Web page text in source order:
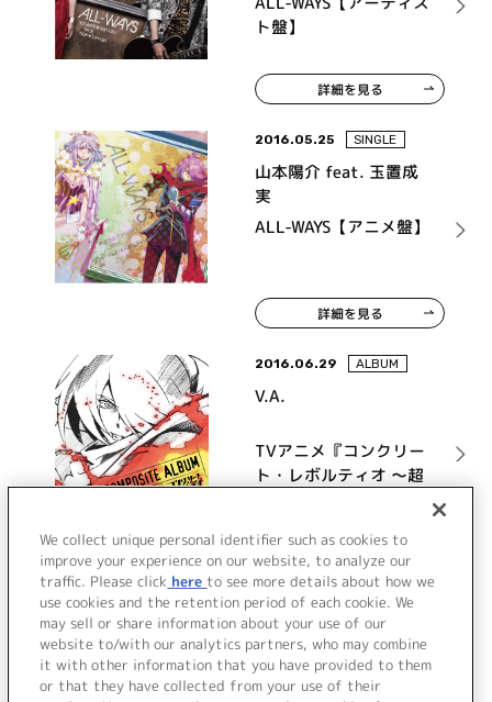
ト盤】
詳細を見る
2016.05.25 SINGLE
山本陽介 feat. 玉置成
実
ALL-WAYS【アニメ盤】
詳細を見る
2016.06.29 ALBUM
V.A.
TVアニメ『コンクリー
ト・レボルティオ ～超
ALBUM 詳細を見る
VIEW MORE
We collect unique personal identifier such as cookies to
improve your experience on our website, to analyze our
traffic. Please click here to see more details about how we
use cookies and the retention period of each cookie. We
may sell or share information about your use of our
website to/with our analytics partners, who may combine
it with other information that you have provided to them
or that they have collected from your use of their